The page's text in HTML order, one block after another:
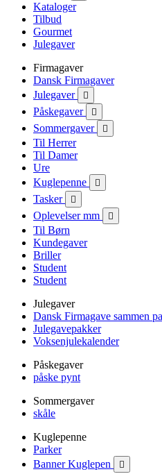
Kataloger
Tilbud
Gourmet
Julegaver
Firmagaver
Dansk Firmagaver
Julegaver

Påskegaver 
Sommergaver 
Til Herrer
Til Damer
Ure
Kuglepenne

Tasker 
Oplevelser mm 
Til Børn
Kundegaver
Briller
Student
Student
Julegaver
Dansk Firmagave sammen
Julegavepakker
Voksenjulekalender
Påskegaver
påske pynt
Sommergaver
skåle
Kuglepenne
Parker
Banner Kuglepen
